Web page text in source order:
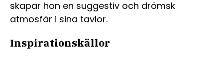
skapar hon en suggestiv och drömsk
atmosfär i sina tavlor.
Inspirationskällor